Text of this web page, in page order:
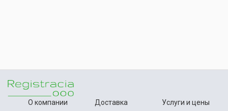
О компании Доставка Услуги и цены